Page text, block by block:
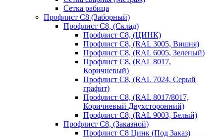
Сетка рабица
Профлист С8 (Заборный)
Профлист С8, (Склад)
Профлист С8, (ЦИНК)
Профлист С8, (RAL 3005, Вишня)
Профлист С8, (RAL 6005, Зеленый)
Профлист С8, (RAL 8017,
Коричневый)
Профлист С8, (RAL 7024, Серый
графит)
Профлист С8, (RAL 8017/8017,
Коричневый Двухсторонний)
Профлист С8, (RAL 9003, Белый)
Профлист С8, (Заказной)
Профлист С8 Цинк (Под Заказ)